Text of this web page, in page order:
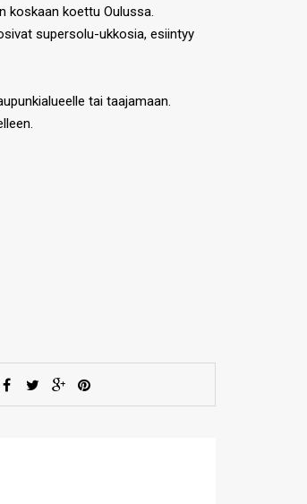
koskaan koettu Oulussa.
supersolu-ukkosia, esiintyy
tai taajamaan.